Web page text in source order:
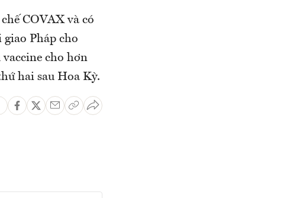
COVAX và có
giao Pháp cho
cho hơn
hai sau Hoa Kỳ.